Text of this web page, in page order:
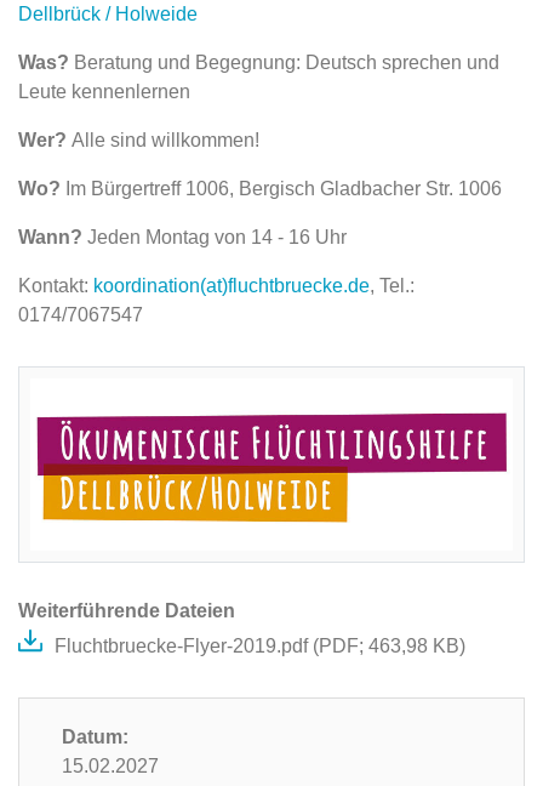
Dellbrück / Holweide
Was? Beratung und Begegnung: Deutsch sprechen und
Leute kennenlernen
Wer? Alle sind willkommen!
Wo? Im Bürgertreff 1006, Bergisch Gladbacher Str. 1006
Wann? Jeden Montag von 14 - 16 Uhr
Kontakt: koordination(at)fluchtbruecke.de, Tel.:
0174/7067547
Weiterführende Dateien
Fluchtbruecke-Flyer-2019.pdf (PDF; 463,98 KB)
Datum:
15.02.2027